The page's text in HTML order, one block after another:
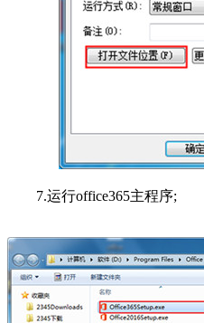
7.运行office365主程序;